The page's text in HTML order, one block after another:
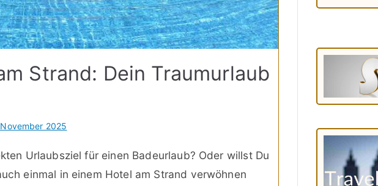
Strand: Dein Traumurlaub
2025
Urlaubsziel für einen Badeurlaub? Oder willst Du
einmal in einem Hotel am Strand verwöhnen